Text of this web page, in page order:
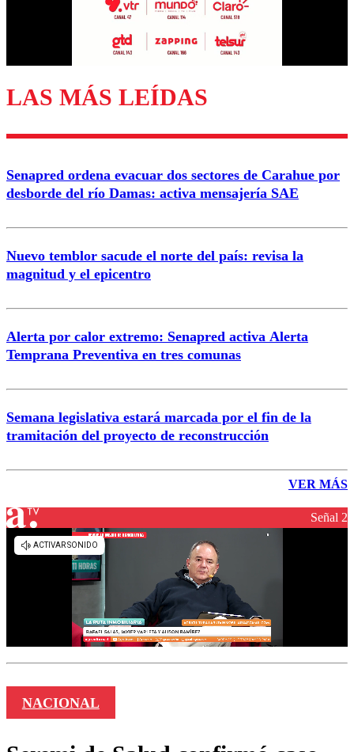
Enviar comentario
LAS MÁS LEÍDAS
Senapred ordena evacuar dos sectores de Carahue por
desborde del río Damas: activa mensajería SAE
Nuevo temblor sacude el norte del país: revisa la
magnitud y el epicentro
Alerta por calor extremo: Senapred activa Alerta
Temprana Preventiva en tres comunas
Semana legislativa estará marcada por el fin de la
tramitación del proyecto de reconstrucción
VER MÁS
Señal 2
NACIONAL